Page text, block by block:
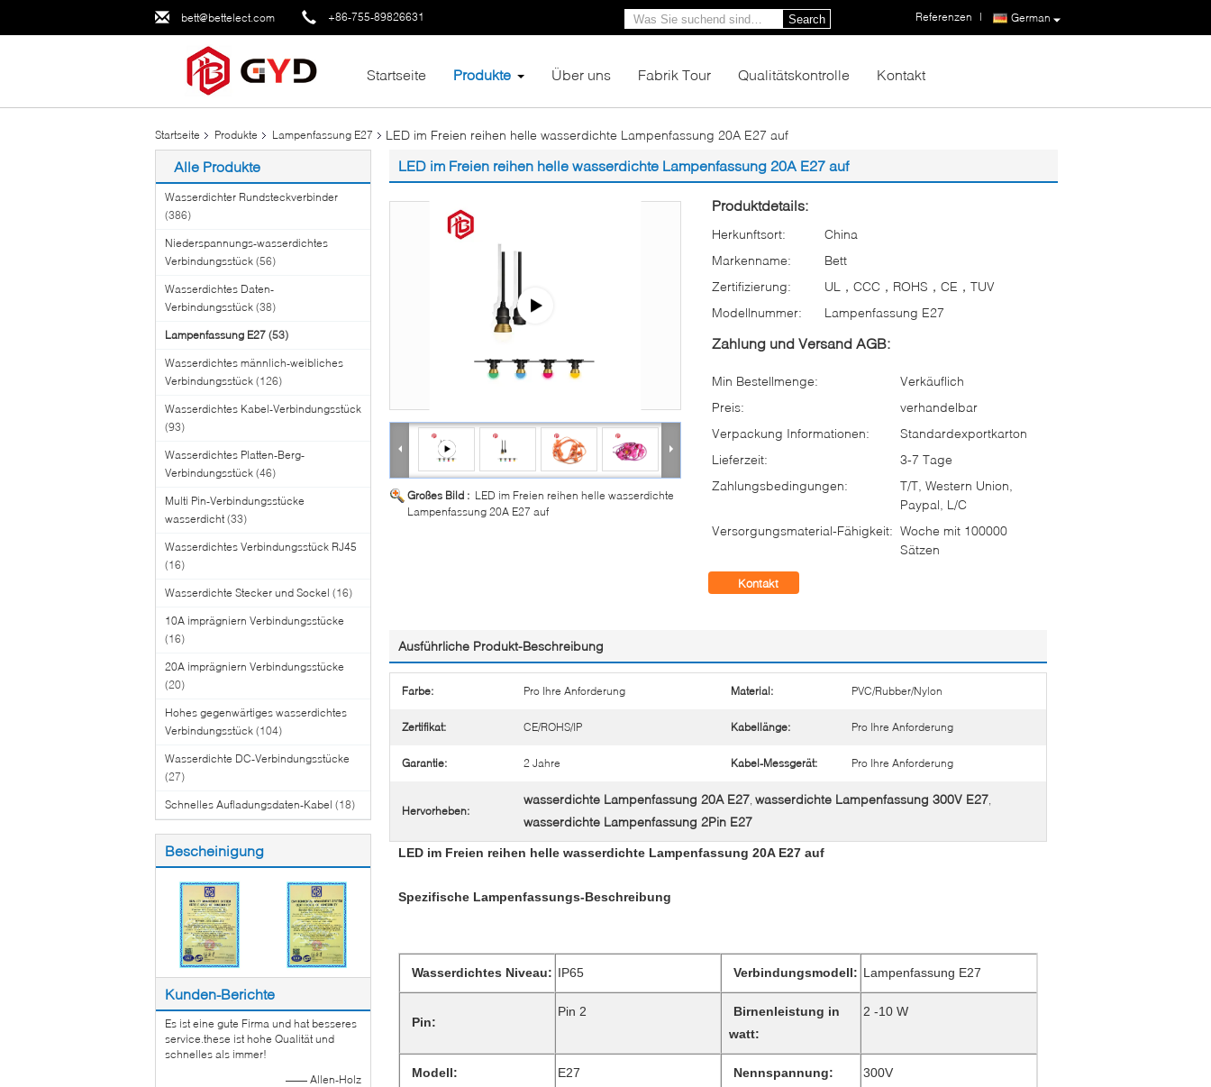
bett@bettelect.com +86-755-89826631 German
Referenzen |
Search
Startseite Produkte Über uns Fabrik Tour Qualitätskontrolle Kontakt
Startseite Produkte Lampenfassung E27 LED im Freien reihen helle wasserdichte Lampenfassung 20A E27 auf
Alle Produkte
Wasserdichter Rundsteckverbinder
(386)
Niederspannungs-wasserdichtes
Verbindungsstück (56)
Wasserdichtes Daten-
Verbindungsstück (38)
Lampenfassung E27 (53)
Wasserdichtes männlich-weibliches
Verbindungsstück (126)
Wasserdichtes Kabel-Verbindungsstück
(93)
Wasserdichtes Platten-Berg-
Verbindungsstück (46)
Multi Pin-Verbindungsstücke
wasserdicht (33)
Wasserdichtes Verbindungsstück RJ45
(16)
Wasserdichte Stecker und Sockel (16)
10A imprägniern Verbindungsstücke
(16)
20A imprägniern Verbindungsstücke
(20)
Hohes gegenwärtiges wasserdichtes
Verbindungsstück (104)
Wasserdichte DC-Verbindungsstücke
(27)
Schnelles Aufladungsdaten-Kabel (18)
Bescheinigung
Kunden-Berichte
Es ist eine gute Firma und hat besseres
service.these ist hohe Qualität und
schnelles als immer!
—— Allen-Holz
LED im Freien reihen helle wasserdichte Lampenfassung 20A E27 auf
Großes Bild : LED im Freien reihen helle wasserdichte
Lampenfassung 20A E27 auf
Produktdetails:
Herkunftsort:
China
Markenname:
Bett
Zertifizierung:
UL，CCC，ROHS，CE，TUV
Modellnummer:
Lampenfassung E27
Zahlung und Versand AGB:
Min Bestellmenge:
Verkäuflich
Preis:
verhandelbar
Verpackung Informationen:
Standardexportkarton
Lieferzeit:
3-7 Tage
Zahlungsbedingungen:
T/T, Western Union,
Paypal, L/C
Versorgungsmaterial-Fähigkeit: Woche mit 100000
Sätzen
Kontakt
Ausführliche Produkt-Beschreibung
Farbe: Pro Ihre Anforderung Material: PVC/Rubber/Nylon
Zertifikat: CE/ROHS/IP Kabellänge: Pro Ihre Anforderung
Garantie: 2 Jahre Kabel-Messgerät: Pro Ihre Anforderung
Hervorheben:
wasserdichte Lampenfassung 20A E27 wasserdichte Lampenfassung 300V E27
wasserdichte Lampenfassung 2Pin E27
LED im Freien reihen helle wasserdichte Lampenfassung 20A E27 auf
Spezifische Lampenfassungs-Beschreibung
Wasserdichtes Niveau: IP65 Verbindungsmodell: Lampenfassung E27
Pin:
Pin 2
Birnenleistung in
watt:
2 -10 W
Modell: E27 Nennspannung: 300V